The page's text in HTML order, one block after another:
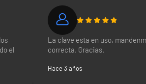
el
La clave esta en uso,
correcta. Gracias.
Hace 3 años